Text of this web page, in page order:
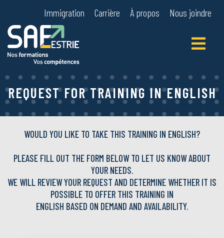
Immigration Carrière À propos Nous joindre
REQUEST FOR TRAINING IN ENGLISH
WOULD YOU LIKE TO TAKE THIS TRAINING IN ENGLISH?
PLEASE FILL OUT THE FORM BELOW TO LET US KNOW ABOUT
YOUR NEEDS.
WE WILL REVIEW YOUR REQUEST AND DETERMINE WHETHER IT IS
POSSIBLE TO OFFER THIS TRAINING IN
ENGLISH BASED ON DEMAND AND AVAILABILITY.